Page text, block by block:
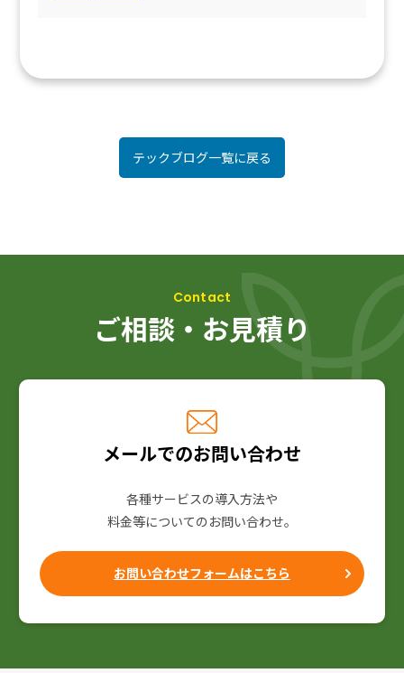
テックブログ一覧に戻る
ご相談・お見積り
メールでのお問い合わせ
各種サービスの導入方法や
料金等についてのお問い合わせ。
お問い合わせフォームはこちら